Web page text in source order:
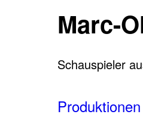
Marc-
Schauspieler
Produktionen